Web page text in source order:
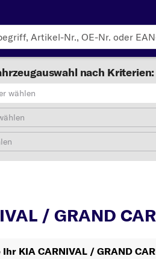
nach Kriterien:
wählen
/ GRAND
KIA CARNIVAL / GRAND